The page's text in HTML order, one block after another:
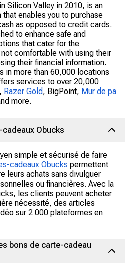
Silicon Valley in 2010, is an
enables you to purchase
as opposed to credit cards.
to enhance safe and
that cater for the
comfortable with using their
their financial information.
in more than 60,000 locations
services to over 20,000
Razer Gold, BigPoint, Mur de pa
more.
Obucks
simple et sécurisé de faire
cadeaux Obucks permettent
leurs achats sans divulguer
ou financières. Avec la
les clients peuvent acheter
nécessité, des articles
sur 2 000 plateformes en
bons de carte-cadeau